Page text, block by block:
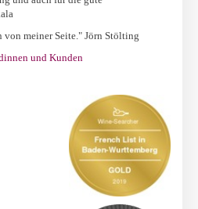
meiner Seite." Jörn Stölting
und Kunden